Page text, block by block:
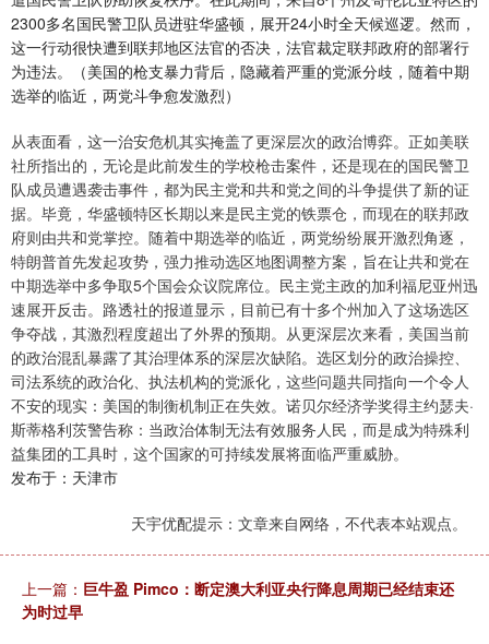
2300多名国民警卫队员进驻华盛顿，展开24小时全天候巡逻。然而，
这一行动很快遭到联邦地区法官的否决，法官裁定联邦政府的部署行
为违法。（美国的枪支暴力背后，隐藏着严重的党派分歧，随着中期
选举的临近，两党斗争愈发激烈）
从表面看，这一治安危机其实掩盖了更深层次的政治博弈。正如美联
社所指出的，无论是此前发生的学校枪击案件，还是现在的国民警卫
队成员遭遇袭击事件，都为民主党和共和党之间的斗争提供了新的证
据。毕竟，华盛顿特区长期以来是民主党的铁票仓，而现在的联邦政
府则由共和党掌控。随着中期选举的临近，两党纷纷展开激烈角逐，
特朗普首先发起攻势，强力推动选区地图调整方案，旨在让共和党在
中期选举中多争取5个国会众议院席位。民主党主政的加利福尼亚州迅
速展开反击。路透社的报道显示，目前已有十多个州加入了这场选区
争夺战，其激烈程度超出了外界的预期。从更深层次来看，美国当前
的政治混乱暴露了其治理体系的深层次缺陷。选区划分的政治操控、
司法系统的政治化、执法机构的党派化，这些问题共同指向一个令人
不安的现实：美国的制衡机制正在失效。诺贝尔经济学奖得主约瑟夫·
斯蒂格利茨警告称：当政治体制无法有效服务人民，而是成为特殊利
益集团的工具时，这个国家的可持续发展将面临严重威胁。
发布于：天津市
天宇优配提示：文章来自网络，不代表本站观点。
上一篇： 巨牛盈 Pimco：断定澳大利亚央行降息周期已经结束还
为时过早